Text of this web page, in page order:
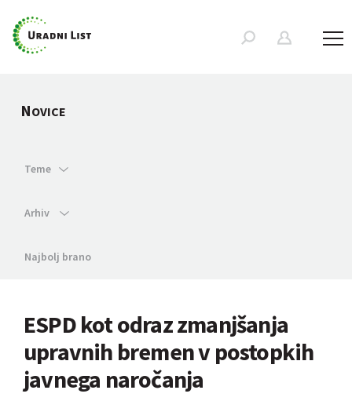
NOVICE
Teme
Arhiv
Najbolj brano
ESPD kot odraz zmanjšanja
upravnih bremen v postopkih
javnega naročanja